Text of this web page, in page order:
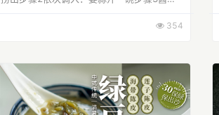
椒油1勺，香油2勺，步骤4放入香菜一起用小
354